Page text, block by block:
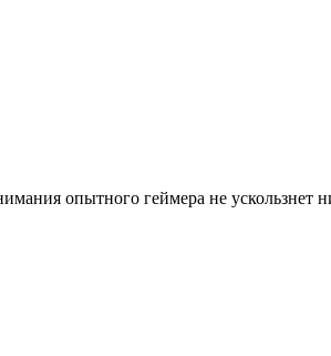
опытного геймера не ускользнет